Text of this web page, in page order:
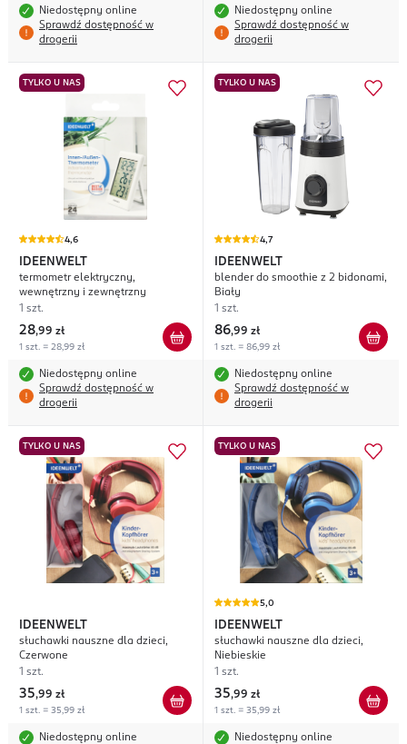
Niedostępny online
Sprawdź dostępność w
drogerii
Niedostępny online
Sprawdź dostępność w
drogerii
TYLKO U NAS
4,6
IDEENWELT
termometr elektryczny,
wewnętrzny i zewnętrzny
1 szt.
28,99 zł
1 szt. = 28,99 zł
Niedostępny online
Sprawdź dostępność w
drogerii
TYLKO U NAS
4,7
IDEENWELT
blender do smoothie z 2 bidonami,
Biały
1 szt.
86,99 zł
1 szt. = 86,99 zł
Niedostępny online
Sprawdź dostępność w
drogerii
TYLKO U NAS
IDEENWELT
słuchawki nauszne dla dzieci,
Czerwone
1 szt.
35,99 zł
1 szt. = 35,99 zł
Niedostępny online
TYLKO U NAS
5,0
IDEENWELT
słuchawki nauszne dla dzieci,
Niebieskie
1 szt.
35,99 zł
1 szt. = 35,99 zł
Niedostępny online